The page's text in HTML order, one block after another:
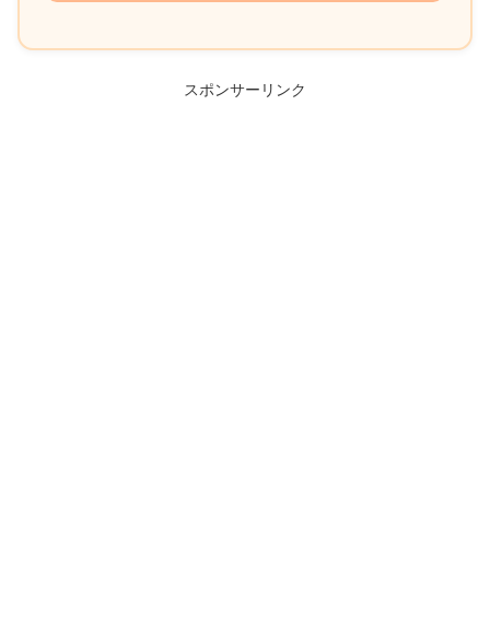
ー
スポンサーリンク